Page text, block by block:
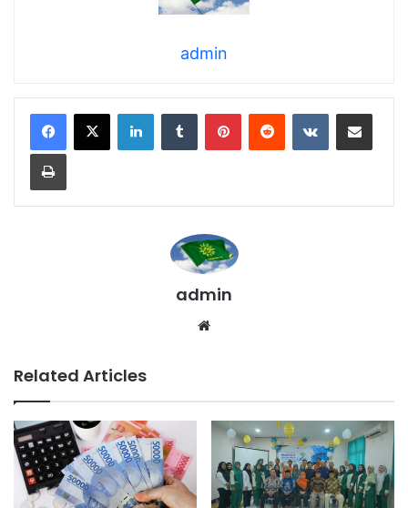
admin
admin
Related Articles